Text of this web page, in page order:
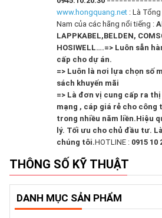
www.hongquang.net : Là
Nam của các hãng nổi tiếng :
LAPPKABEL,BELDEN,
HOSIWELL….=> Luôn sẵn
cấp cho dự án.
=> Luôn là nơi lựa chọn số
sách khuyến mãi
=> Là đơn vị cung cấp ra
mạng , cáp giá rẻ cho
trong nhiều năm liền.Hiệu
lý. Tối ưu cho chủ đầu tư.
chúng tôi.HOTLINE : 0915 10
THÔNG SỐ KỸ THUẬT
DANH MỤC SẢN PHẨM